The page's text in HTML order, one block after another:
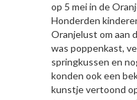
op 5 mei in de
Honderden
Oranjelust om aan
was poppenkast,
springkussen en
konden ook een
kunstje vertoond